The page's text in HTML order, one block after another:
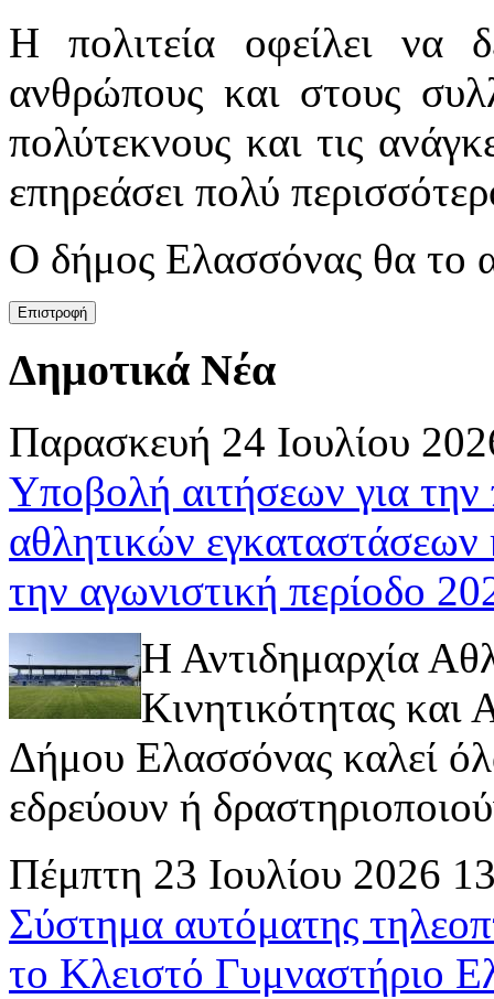
Η πολιτεία οφείλει να
ανθρώπους και στους
πολύτεκνους και τις
επηρεάσει πολύ
Ο δήμος Ελασσόνας θα το
Δημοτικά Νέα
Παρασκευή 24 Ιουλίου
Υποβολή αιτήσεων για
αθλητικών
την αγωνιστική περίοδο
Η Αντιδημαρχία
Κινητικότητας
Δήμου Ελασσόνας καλεί
εδρεύουν ή
Πέμπτη 23 Ιουλίου 2026
Σύστημα αυτόματης
το Κλειστό Γυμναστήριο